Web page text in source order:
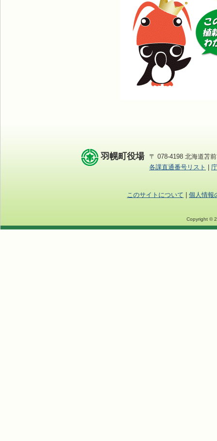
羽幌町役場
〒 078-4198 北海道苫
各課直通番号リスト
このサイトについて 個人情報
Copyright ©